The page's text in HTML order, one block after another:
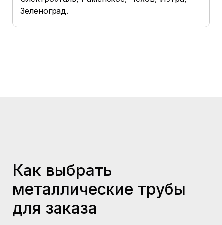
Зеленоград.
Как выбрать
металлические трубы
для заказа